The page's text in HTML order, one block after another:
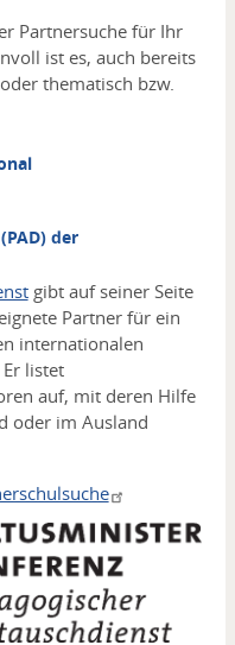
Partnersuche für Ihr
ist es, auch bereits
thematisch bzw.
der
gibt auf seiner Seite
Partner für ein
internationalen
listet
auf, mit deren Hilfe
oder im Ausland